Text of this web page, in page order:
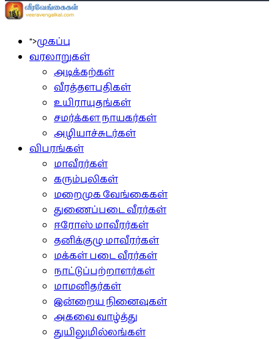
">முகப்பு
வரலாறுகள்
அடிக்கற்கள்
வீரத்தளபதிகள்
உயிராயுதங்கள்
சமர்க்கள நாயகர்கள்
அழியாச்சுடர்கள்
விபரங்கள்
மாவீரர்கள்
கரும்புலிகள்
மறைமுக வேங்கைகள்
துணைப்படை வீரர்கள்
ஈரோஸ் மாவீரர்கள்
தனிக்குழு மாவீரர்கள்
மக்கள் படை வீரர்கள்
நாட்டுப்பற்றாளர்கள்
மாமனிதர்கள்
இன்றைய நினைவுகள்
அகவை வாழ்த்து
துயிலுமில்லங்கள்